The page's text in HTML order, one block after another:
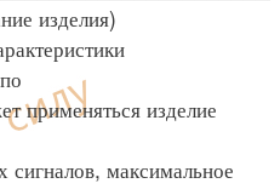
применяться изделие
максимальное